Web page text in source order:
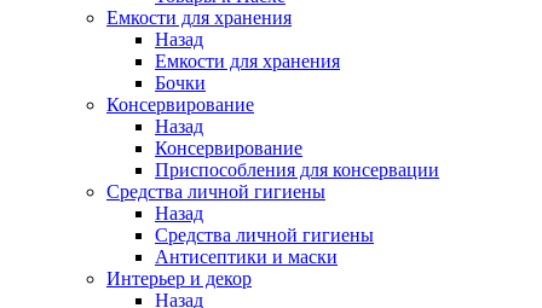
Емкости для хранения
Назад
Емкости для хранения
Бочки
Консервирование
Назад
Консервирование
Приспособления для консервации
Средства личной гигиены
Назад
Средства личной гигиены
Антисептики и маски
Интерьер и декор
Назад